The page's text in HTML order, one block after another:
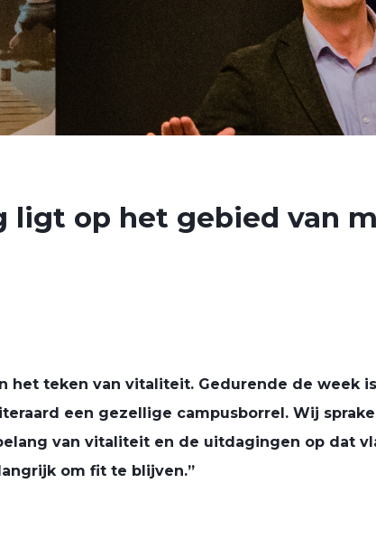
ligt op het gebied van
het teken van vitaliteit. Gedurende de week
een gezellige campusborrel. Wij
van vitaliteit en de uitdagingen op dat
om fit te blijven.”